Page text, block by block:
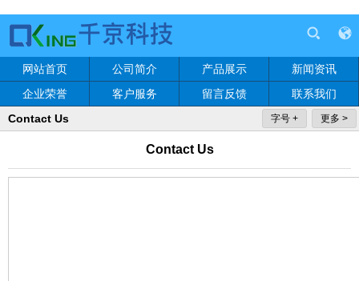
网站首页 公司简介 产品展示
新闻资讯
企业荣誉
客户服务 留言反馈
联系我们
Contact Us
更多 >
字号 +
Contact Us